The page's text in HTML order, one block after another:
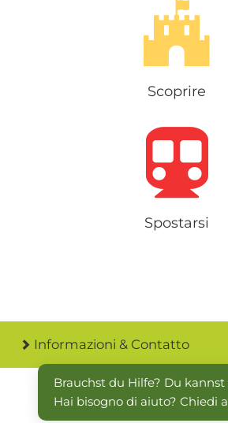
Scoprire
Spostarsi
Informazioni & Contatto
Brauchst du Hilfe? Du
Hai bisogno di aiuto? Chiedi